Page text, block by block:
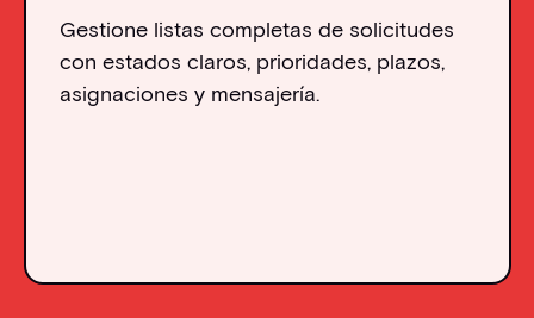
Gestione listas completas de solicitudes
con estados claros, prioridades, plazos,
asignaciones y mensajería.